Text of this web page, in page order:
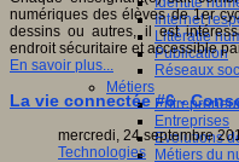
Internet
Littératie
Publication
Réseaux
Métiers
Entreprises
Evolutions
Métiers du
numériques des élèves de 1er
dessins ou autres, il est
endroit sécuritaire et accessible
En savoir plus...
La vie connectée #6 -
mercredi, 24 septembre
Technologies